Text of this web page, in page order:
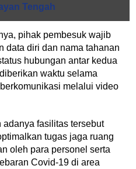
Tengah
pihak pembesuk wajib
data diri dan nama tahanan
hubungan antar kedua
waktu selama
melalui video
adanya fasilitas tersebut
tugas jaga ruang
oleh para personel serta
Covid-19 di area